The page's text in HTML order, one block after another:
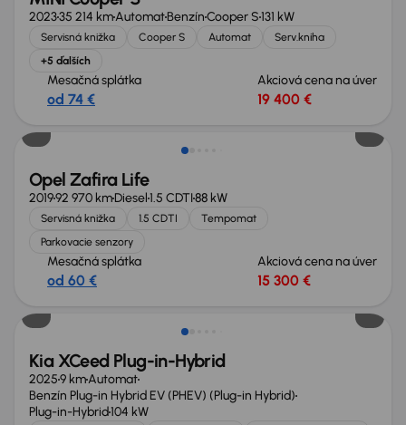
202335 214 kmAutomatBenzínCooper S131 kW
Servisná knižka Cooper S Automat
Serv.kniha
+5 ďalších
Mesačná splátka
od 74 €
Akciová cena na úver
19 400 €
Opel Zafira Life
201992 970 kmDiesel1.5 CDTI88 kW
Servisná knižka 1.5 CDTI
Tempomat
Parkovacie senzory
Mesačná splátka
od 60 €
Akciová cena na úver
15 300 €
Zlacnené o 2 000 €
Kia XCeed Plug-in-Hybrid
20259 kmAutomat
Benzín Plug-in Hybrid EV (PHEV) (Plug-in Hybrid)
Plug-in-Hybrid104 kW